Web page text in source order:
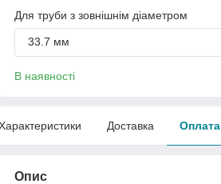
Для труби з зовнішнім діаметром
33.7 мм
В наявності
Доставка Оплата
Опис